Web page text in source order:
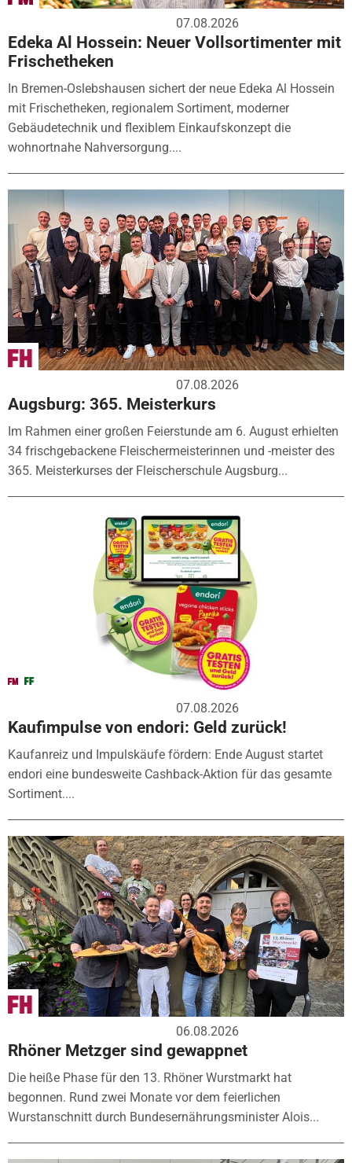
07.08.2026
Edeka Al Hossein: Neuer Vollsortimenter mit
Frischetheken
In Bremen-Oslebshausen sichert der neue Edeka Al Hossein
mit Frischetheken, regionalem Sortiment, moderner
Gebäudetechnik und flexiblem Einkaufskonzept die
wohnortnahe Nahversorgung....
07.08.2026
Augsburg: 365. Meisterkurs
Im Rahmen einer großen Feierstunde am 6. August erhielten
34 frischgebackene Fleischermeisterinnen und -meister des
365. Meisterkurses der Fleischerschule Augsburg...
07.08.2026
Kaufimpulse von endori: Geld zurück!
Kaufanreiz und Impulskäufe fördern: Ende August startet
endori eine bundesweite Cashback-Aktion für das gesamte
Sortiment....
06.08.2026
Rhöner Metzger sind gewappnet
Die heiße Phase für den 13. Rhöner Wurstmarkt hat
begonnen. Rund zwei Monate vor dem feierlichen
Wurstanschnitt durch Bundesernährungsminister Alois...